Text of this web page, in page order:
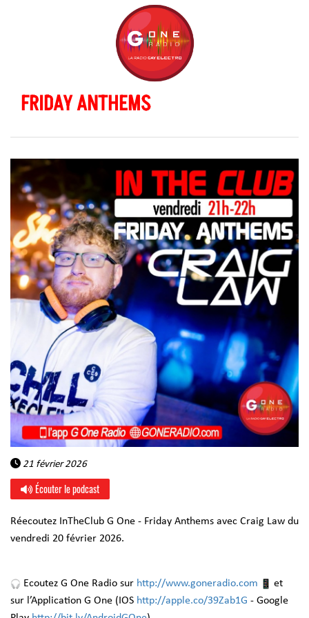
FRIDAY ANTHEMS
21 février 2026
Écouter le podcast
Réecoutez InTheClub G One - Friday Anthems avec Craig Law du
vendredi 20 février 2026.
Ecoutez G One Radio sur http://www.goneradio.com
et
sur l’Application G One (IOS http://apple.co/39Zab1G - Google